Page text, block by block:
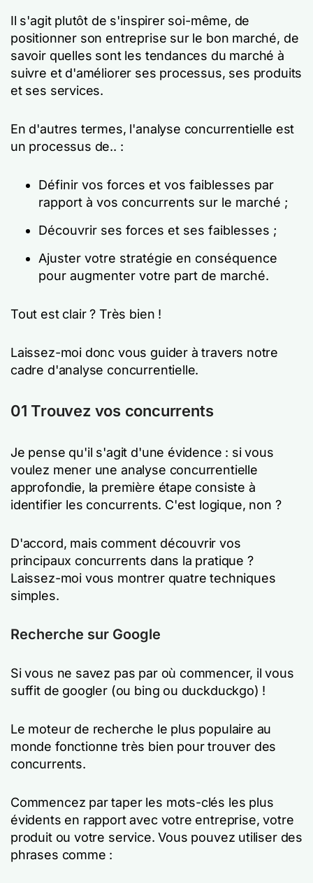
Il s'agit plutôt de s'inspirer soi-même, de
positionner son entreprise sur le bon marché, de
savoir quelles sont les tendances du marché à
suivre et d'améliorer ses processus, ses produits
et ses services.
En d'autres termes, l'analyse concurrentielle est
un processus de.. :
Définir vos forces et vos faiblesses par
rapport à vos concurrents sur le marché ;
Découvrir ses forces et ses faiblesses ;
Ajuster votre stratégie en conséquence
pour augmenter votre part de marché.
Tout est clair ? Très bien !
Laissez-moi donc vous guider à travers notre
cadre d'analyse concurrentielle.
01 Trouvez vos concurrents
Je pense qu'il s'agit d'une évidence : si vous
voulez mener une analyse concurrentielle
approfondie, la première étape consiste à
identifier les concurrents. C'est logique, non ?
D'accord, mais comment découvrir vos
principaux concurrents dans la pratique ?
Laissez-moi vous montrer quatre techniques
simples.
Recherche sur Google
Si vous ne savez pas par où commencer, il vous
suffit de googler (ou bing ou duckduckgo) !
Le moteur de recherche le plus populaire au
monde fonctionne très bien pour trouver des
concurrents.
Commencez par taper les mots-clés les plus
évidents en rapport avec votre entreprise, votre
produit ou votre service. Vous pouvez utiliser des
phrases comme :